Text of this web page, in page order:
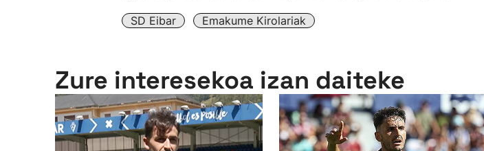
SD Eibar Emakume Kirolariak
Zure interesekoa izan daiteke